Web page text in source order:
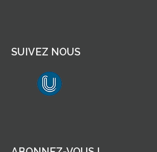
SUIVEZ NOUS